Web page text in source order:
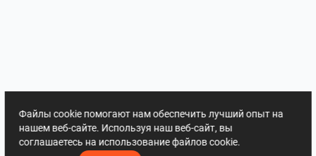
Файлы cookie помогают нам обеспечить лучший опыт на
нашем веб-сайте. Используя наш веб-сайт, вы
соглашаетесь на использование файлов cookie.